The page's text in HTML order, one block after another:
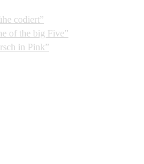
codiert”
of the big Five”
in Pink”